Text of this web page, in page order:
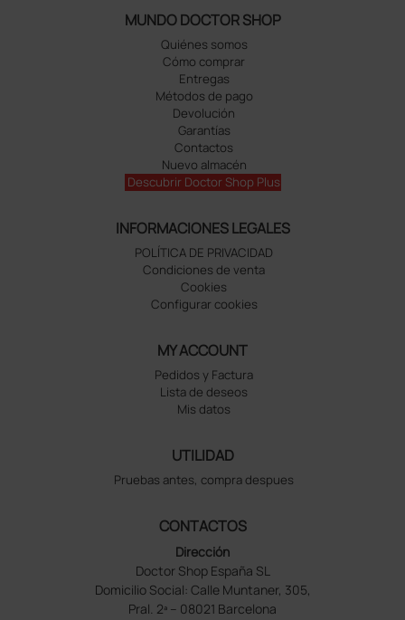
MUNDO DOCTOR SHOP
Quiénes somos
Cómo comprar
Entregas
Métodos de pago
Devolución
Garantías
Contactos
Nuevo almacén
Descubrir Doctor Shop Plus
INFORMACIONES LEGALES
POLÍTICA DE PRIVACIDAD
Condiciones de venta
Cookies
Configurar cookies
MY ACCOUNT
Pedidos y Factura
Lista de deseos
Mis datos
UTILIDAD
Pruebas antes, compra despues
CONTACTOS
Dirección
Doctor Shop España SL
Domicilio Social: Calle Muntaner, 305,
Pral. 2ª – 08021 Barcelona